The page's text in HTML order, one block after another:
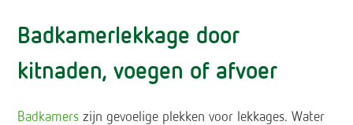
Badkamerlekkage door
kitnaden, voegen of afvoer
Badkamers zijn gevoelige plekken voor lekkages. Water